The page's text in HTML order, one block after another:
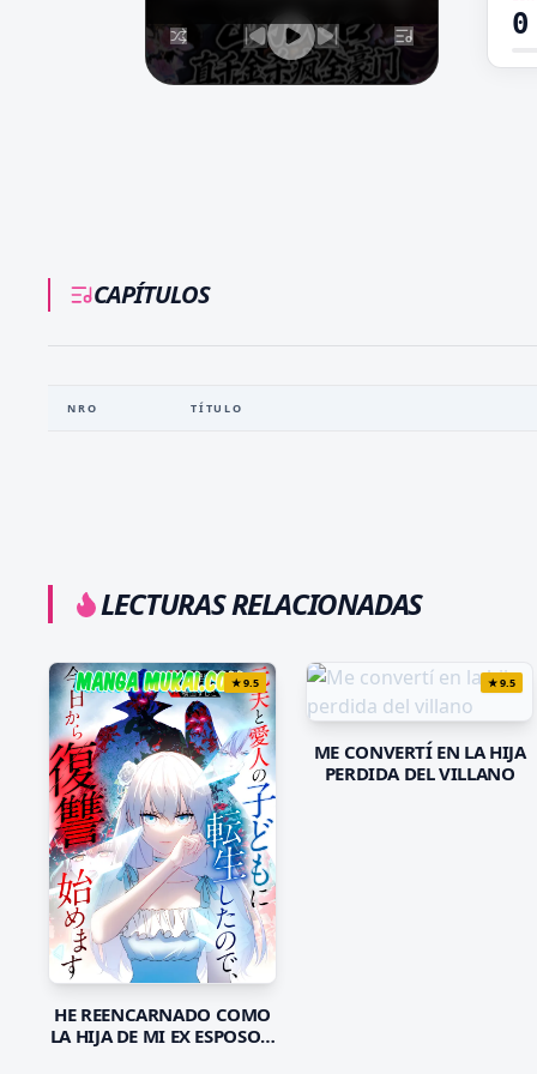
0
CAPÍTULOS
NRO TÍTULO
LECTURAS RELACIONADAS
★9.5
HE REENCARNADO COMO
LA HIJA DE MI EX ESPOSO Y
★9.5
ME CONVERTÍ EN LA HIJA
PERDIDA DEL VILLANO